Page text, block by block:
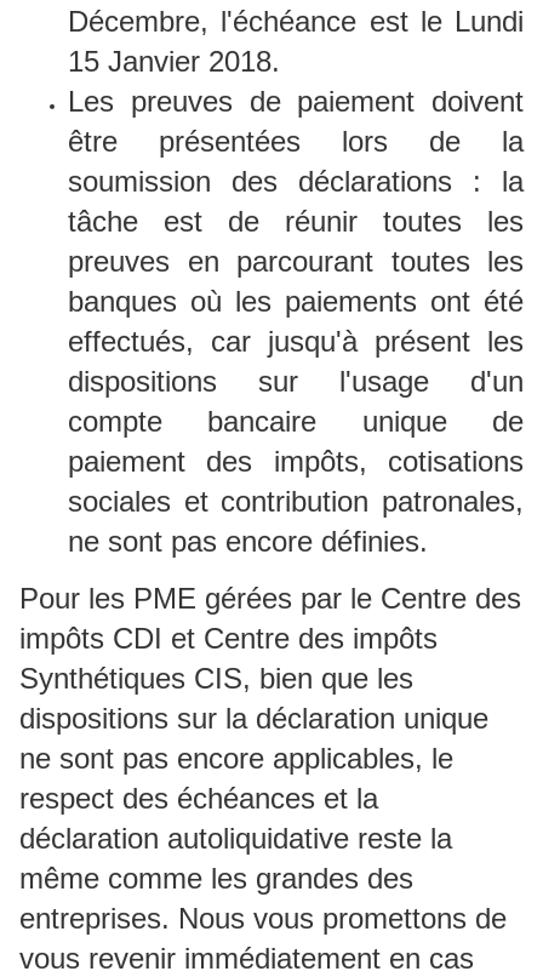
Décembre, l'échéance est le Lundi
15 Janvier 2018.
Les preuves de paiement doivent
être présentées lors de la
soumission des déclarations : la
tâche est de réunir toutes les
preuves en parcourant toutes les
banques où les paiements ont été
effectués, car jusqu'à présent les
dispositions sur l'usage d'un
compte bancaire unique de
paiement des impôts, cotisations
sociales et contribution patronales,
ne sont pas encore définies.
Pour les PME gérées par le Centre des
impôts CDI et Centre des impôts
Synthétiques CIS, bien que les
dispositions sur la déclaration unique
ne sont pas encore applicables, le
respect des échéances et la
déclaration autoliquidative reste la
même comme les grandes des
entreprises. Nous vous promettons de
vous revenir immédiatement en cas